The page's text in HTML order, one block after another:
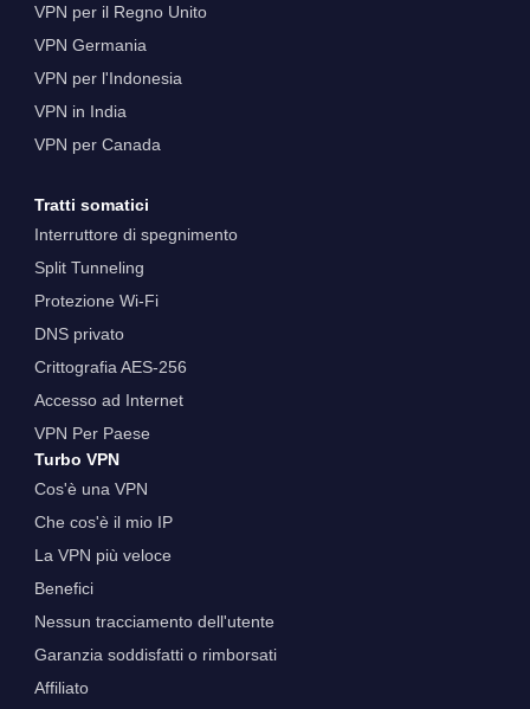
VPN per il Regno Unito
VPN Germania
VPN per l'Indonesia
VPN in India
VPN per Canada
Tratti somatici
Interruttore di spegnimento
Split Tunneling
Protezione Wi-Fi
DNS privato
Crittografia AES-256
Accesso ad Internet
VPN Per Paese
Turbo VPN
Cos'è una VPN
Che cos'è il mio IP
La VPN più veloce
Benefici
Nessun tracciamento dell'utente
Garanzia soddisfatti o rimborsati
Affiliato